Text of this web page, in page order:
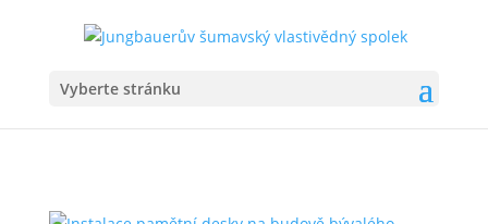
Vyberte stránku